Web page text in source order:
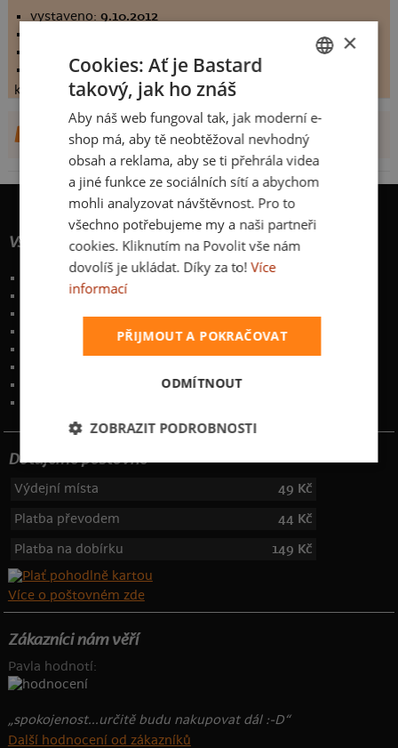
vystaveno:9.10.2012
koupilo by:1 lidí
konečné hodnocení:2.79167
DALŠÍ NÁVRHY OD KEYMARTIN
Vše o nákupu
Poštovné a způsoby doručení
Garance výměny či vrácení
Časté otázky
Zakázkový potisk textilu
info@bastard.cz
Dotujeme poštovné
Výdejní místa
49 Kč
Platba převodem
44 Kč
Platba na dobírku
149 Kč
Více o poštovném zde
Zákazníci nám věří
Pavla hodnotí:
„spokojenost...určitě budu nakupovat dál :-D“
Další hodnocení od zákazníků
SLOVAK
×
Cookies: Ať je Bastard
takový, jak ho znáš
Aby náš web fungoval tak, jak moderní e-
shop má, aby tě neobtěžoval nevhodný
obsah a reklama, aby se ti přehrála videa
a jiné funkce ze sociálních sítí a abychom
mohli analyzovat návštěvnost. Pro to
všechno potřebujeme my a naši partneři
cookies. Kliknutím na Povolit vše nám
dovolíš je ukládat. Díky za to! Více
informací
PŘIJMOUT A POKRAČOVAT
ODMÍTNOUT
ZOBRAZIT PODROBNOSTI